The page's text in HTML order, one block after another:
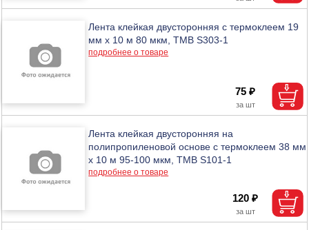
Лента клейкая двусторонняя с термоклеем 19
мм х 10 м 80 мкм, ТМВ S303-1
подробнее о товаре
75 ₽
Лента клейкая двусторонняя на
полипропиленовой основе с термоклеем 38 мм
х 10 м 95-100 мкм, ТМВ S101-1
подробнее о товаре
120 ₽